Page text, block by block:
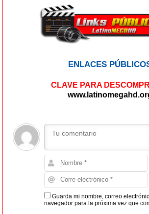
ENLACES
CLAVE PARA
Guarda mi nombre, correo
navegador para la próxima vez que